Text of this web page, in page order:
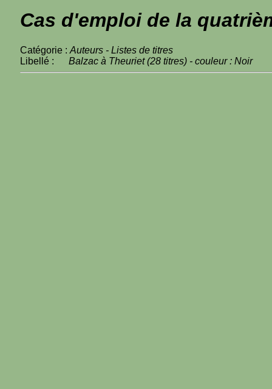
Cas d'emploi de la
Catégorie : Auteurs - Listes de titres
Libellé : Balzac à Theuriet (28 titres) - couleur : Noir